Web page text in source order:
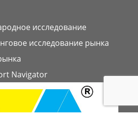
исследование
исследование рынка
Navigator